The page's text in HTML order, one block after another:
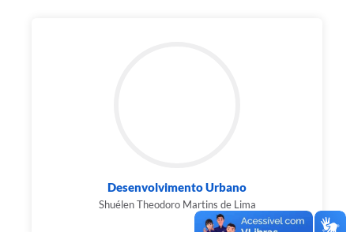
Desenvolvimento Urbano
Shuélen Theodoro Martins de Lima